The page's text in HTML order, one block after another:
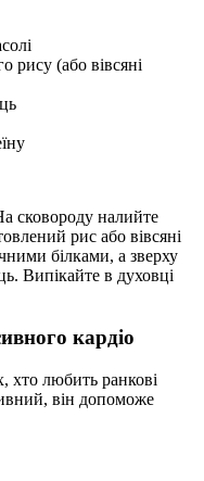
рису (або вівсяні
сковороду налийте
рис або вівсяні
білками, а зверху
Випікайте в духовці
кардіо
хто любить ранкові
він допоможе